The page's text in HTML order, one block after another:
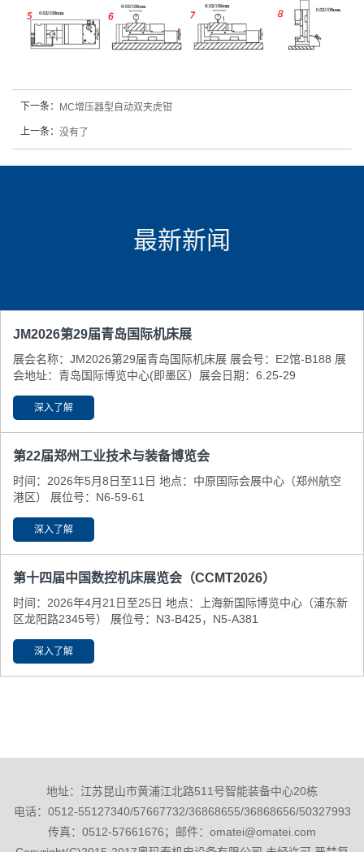
下一条： MC增压器型自动双夹虎钳
上一条： 没有了
最新新闻
JM2026第29届青岛国际机床展
展会名称：JM2026第29届青岛国际机床展 展会号：E2馆-B188 展
会地址：青岛国际博览中心(即墨区） ​展会日期：6.25-29
深入了解
第22届郑州工业技术与装备博览会
时间：2026年5月8日至11日 地点：中原国际会展中心（郑州航空
港区） 展位号：N6-59-61
深入了解
第十四届中国数控机床展览会（CCMT2026）
时间：2026年4月21日至25日 地点：上海新国际博览中心（浦东新
区龙阳路2345号） 展位号：N3-B425，N5-A381
深入了解
地址：江苏昆山市黄浦江北路511号智能装备中心20栋
电话：0512-55127340/57667732/36868655/36868656/50327993
传真：0512-57661676；邮件：omatei@omatei.com